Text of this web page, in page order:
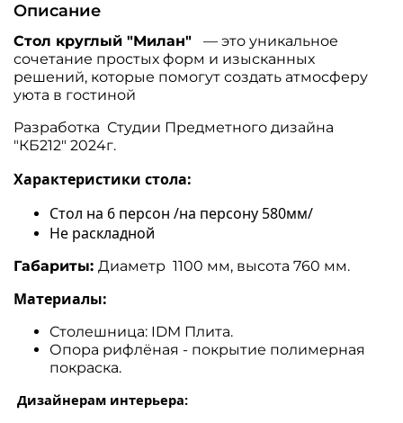
Описание
Стол круглый "Милан"
— это уникальное
сочетание простых форм и изысканных
решений, которые помогут создать атмосферу
уюта в гостиной
Разработка Студии Предметного дизайна
"КБ212" 2024г.
Характеристики стола:
Стол на 6 персон /на персону 580мм/
Не раскладной
Габариты: Диаметр 1100 мм, высота 760 мм.
Материалы:
Столешница: IDM Плита.
Опора рифлёная - покрытие полимерная
покраска.
Дизайнерам интерьера: